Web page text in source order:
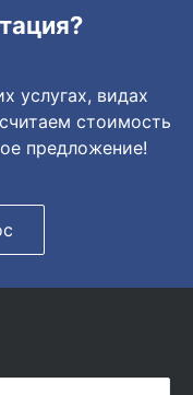
услугах, видах
стоимость
предложение!